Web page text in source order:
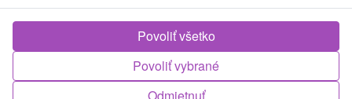
Privát u Zajaca Žiar
Žiar
Ubytovanie v samostatnej časti rodinného domu v srdci
Povoliť vybrané
Povoliť všetko